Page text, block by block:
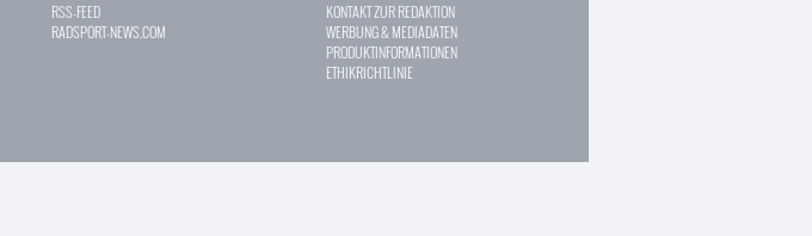
RSS-FEED
RADSPORT-NEWS.COM
KONTAKT ZUR REDAKTION
WERBUNG & MEDIADATEN
PRODUKTINFORMATIONEN
ETHIKRICHTLINIE